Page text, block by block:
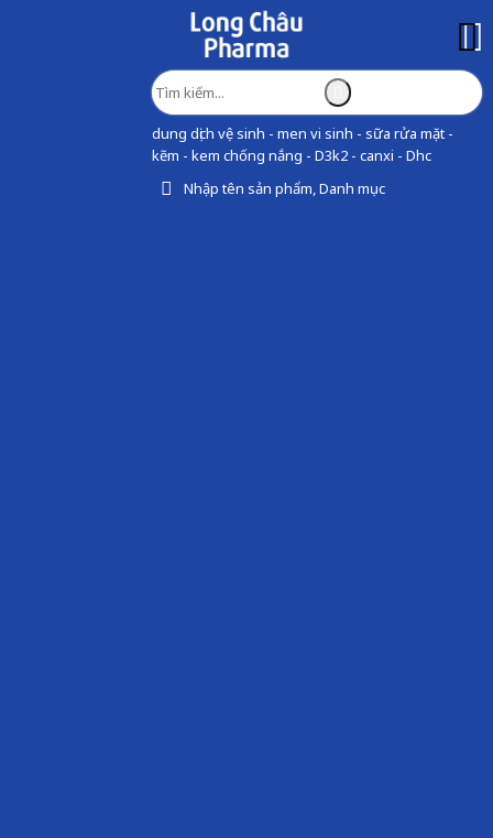
dung dịch vệ sinh - men vi sinh - sữa rửa mặt -
kẽm - kem chống nắng - D3k2 - canxi - Dhc
Nhập tên sản phẩm, Danh mục